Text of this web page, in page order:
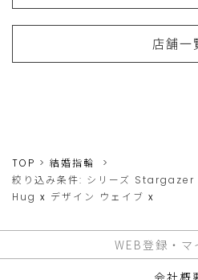
店舗一
TOP
結婚指輪
絞り込み条件: シリーズ Stargazer
Hug x デザイン ウェイブ x
WEB登録・マ